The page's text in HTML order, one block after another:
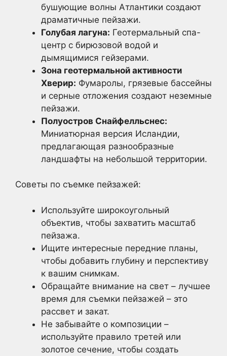
бушующие волны Атлантики создают
драматичные пейзажи.
Голубая лагуна: Геотермальный спа-
центр с бирюзовой водой и
дымящимися гейзерами.
Зона геотермальной активности
Хверир: Фумаролы, грязевые бассейны
и серные отложения создают неземные
пейзажи.
Полуостров Снайфелльснес:
Миниатюрная версия Исландии,
предлагающая разнообразные
ландшафты на небольшой территории.
Советы по съемке пейзажей:
Используйте широкоугольный
объектив, чтобы захватить масштаб
пейзажа.
Ищите интересные передние планы,
чтобы добавить глубину и перспективу
к вашим снимкам.
Обращайте внимание на свет – лучшее
время для съемки пейзажей – это
рассвет и закат.
Не забывайте о композиции –
используйте правило третей или
золотое сечение, чтобы создать